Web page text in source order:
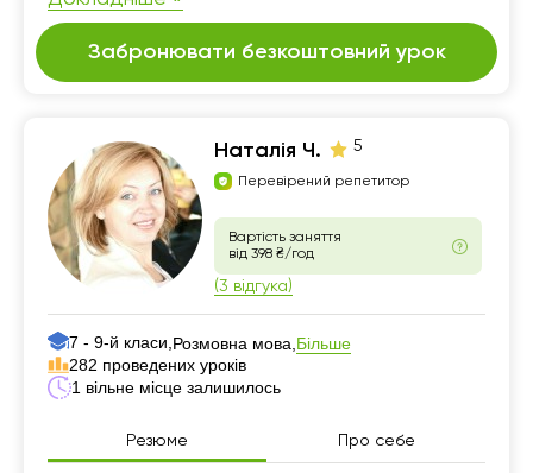
Забронювати безкоштовний урок
Наталія Ч. 5
Перевірений репетитор
Вартість заняття
від 398 ₴/год
(3 відгука)
7 - 9-й класи, Розмовна мова, Більше
282 проведених уроків
1 вільне місце залишилось
Резюме Про себе